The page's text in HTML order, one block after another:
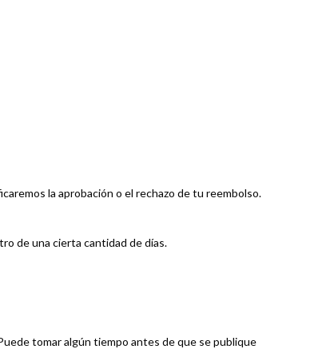
la aprobación o el rechazo de tu reembolso.
de una cierta cantidad de días.
tomar algún tiempo antes de que se publique